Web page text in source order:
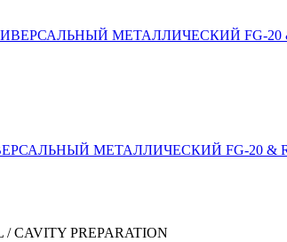
МЕТАЛЛИЧЕСКИЙ FG-20
МЕТАЛЛИЧЕСКИЙ FG-20 &